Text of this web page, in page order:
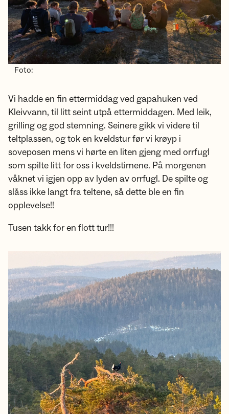
Foto:
Vi hadde en fin ettermiddag ved gapahuken ved
Kleivvann, til litt seint utpå ettermiddagen. Med leik,
grilling og god stemning. Seinere gikk vi videre til
teltplassen, og tok en kveldstur før vi krøyp i
soveposen mens vi hørte en liten gjeng med orrfugl
som spilte litt for oss i kveldstimene. På morgenen
våknet vi igjen opp av lyden av orrfugl. De spilte og
slåss ikke langt fra teltene, så dette ble en fin
opplevelse!!
Tusen takk for en flott tur!!!